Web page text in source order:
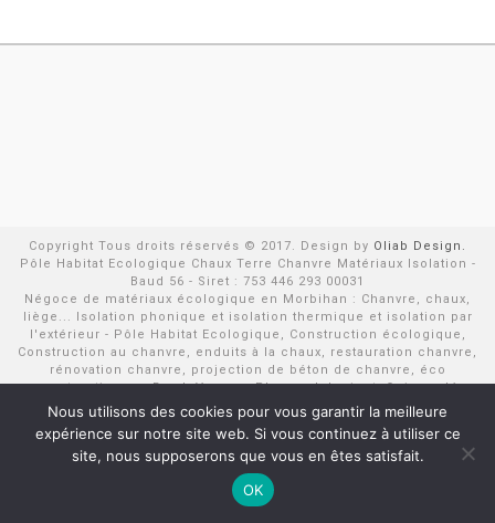
Copyright Tous droits réservés © 2017. Design by Oliab Design.
Pôle Habitat Ecologique Chaux Terre Chanvre Matériaux Isolation -
Baud 56 - Siret : 753 446 293 00031
Négoce de matériaux écologique en Morbihan : Chanvre, chaux,
liège... Isolation phonique et isolation thermique et isolation par
l'extérieur - Pôle Habitat Ecologique, Construction écologique,
Construction au chanvre, enduits à la chaux, restauration chanvre,
rénovation chanvre, projection de béton de chanvre, éco
construction sur Baud, Vannes, Ploermel, Lorient, Quimperlé,
Pontivy, Loudéac, Rostrenen, Le Faouët, Quiberon...
Nous utilisons des cookies pour vous garantir la meilleure
expérience sur notre site web. Si vous continuez à utiliser ce
site, nous supposerons que vous en êtes satisfait.
OK